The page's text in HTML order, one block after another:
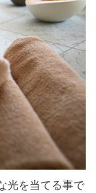
光を当てる事で